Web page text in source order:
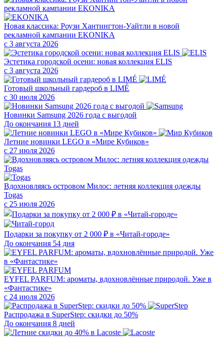
Новая классика: Роузи Хантингтон-Уайтли в новой
рекламной кампании EKONIKA
с 3 августа 2026
Эстетика городской осени: новая коллекция ELIS
с 3 августа 2026
Готовый школьный гардероб в LIMÉ
с 30 июля 2026
Новинки Samsung 2026 года с выгодой
До окончания 13 дней
Летние новинки LEGO в «Мире Кубиков»
с 27 июля 2026
Вдохновляясь островом Милос: летняя коллекция одежды
Togas
с 25 июля 2026
Подарки за покупку от 2 000 ₽ в «Читай-городе»
До окончания 54 дня
EYFEL PARFUM: ароматы, вдохновлённые природой. Уже в
«Фантастике»
с 24 июля 2026
Распродажа в SuperStep: скидки до 50%
До окончания 8 дней